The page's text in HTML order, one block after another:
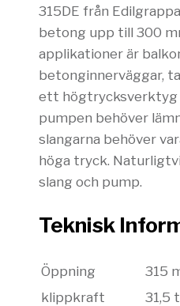
315DE från
betong upp till 300
applikationer är
betonginnerväggar,
ett högtrycksverktyg
pumpen behöver
slangarna behöver
höga tryck.
slang och pump.
Teknisk
Öppning
315
klippkraft
31,5